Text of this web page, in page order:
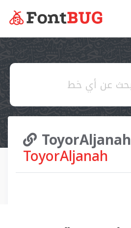
ToyorAljanah
ToyorAljanah